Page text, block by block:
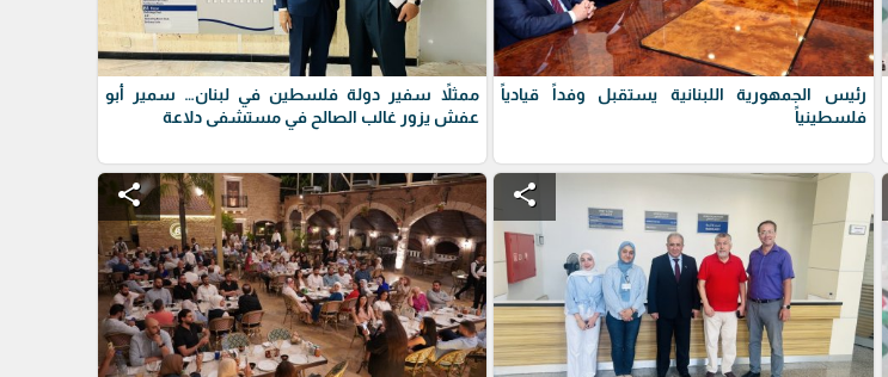
رئيس الجمهورية اللبنانية يستقبل وفداً قيادياً
فلسطينياً
ممثلاً سفير دولة فلسطين في لبنان… سمير أبو
عفش يزور غالب الصالح في مستشفى دلاعة
share
share